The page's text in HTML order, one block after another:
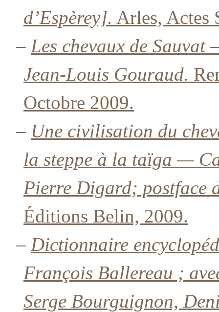
d’Espèrey]. Arles, Actes
– Les chevaux de
Jean-Louis Gouraud.
Octobre 2009.
– Une civilisation du
la steppe à la taïga —
Pierre Digard; postface
Éditions Belin, 2009.
– Dictionnaire
François Ballereau ;
Serge Bourguignon,